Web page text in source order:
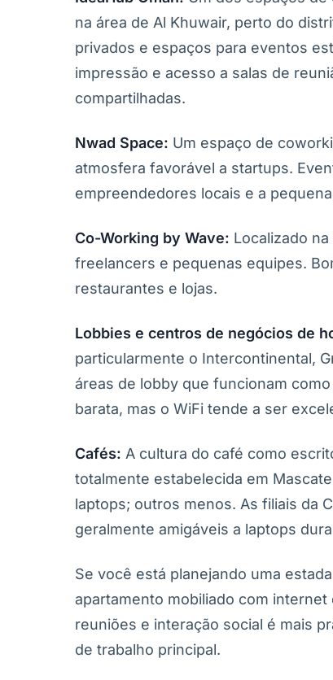
na área de Al Khuwair, perto do
privados e espaços para eventos
impressão e acesso a salas de
compartilhadas.
Nwad Space: Um espaço de
atmosfera favorável a startups.
empreendedores locais e a
Co-Working by Wave: Localizado
freelancers e pequenas equipes.
restaurantes e lojas.
Lobbies e centros de negócios de
particularmente o Intercontinental,
áreas de lobby que funcionam
barata, mas o WiFi tende a ser
Cafés: A cultura do café como
totalmente estabelecida em
laptops; outros menos. As filiais da
geralmente amigáveis a laptops
Se você está planejando uma
apartamento mobiliado com
reuniões e interação social é mais
de trabalho principal.